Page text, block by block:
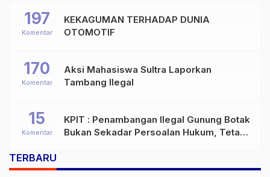
KEKAGUMAN TERHADAP DUNIA
OTOMOTIF
197
Komentar
Aksi Mahasiswa Sultra Laporkan
Tambang Ilegal
170
Komentar
KPIT : Penambangan Ilegal Gunung Botak
Bukan Sekadar Persoalan Hukum, Tetapi
15
Komentar
TERBARU